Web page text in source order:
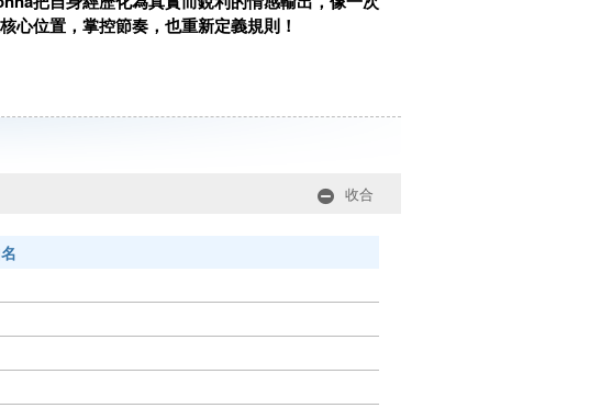
心位置，掌控節奏，也重新定義規則！
收合